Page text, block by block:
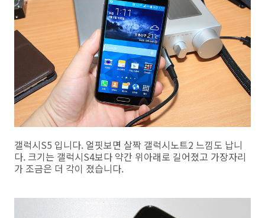
갤럭시S5 입니다. 얼핏보면 살짝 갤럭시노트2 느낌도 납니
다. 크기는 갤럭시S4보다 약간 위아래로 길어졌고 가장자리
가 조금은 더 각이 졌습니다.